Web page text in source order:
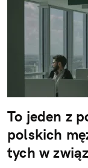
To jeden z
polskich
tych w